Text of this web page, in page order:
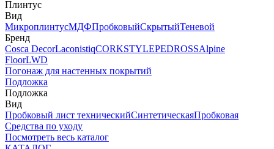
Плинтус
Вид
МикроплинтусМДФПробковыйСкрытыйТеневой
Бренд
Cosca DecorLaconistiqCORKSTYLEPEDROSSAlpine
FloorLWD
Погонаж для настенных покрытий
Подложка
Подложка
Вид
Пробковый лист техническийСинтетическаяПробковая
Средства по уходу
Посмотреть весь каталог